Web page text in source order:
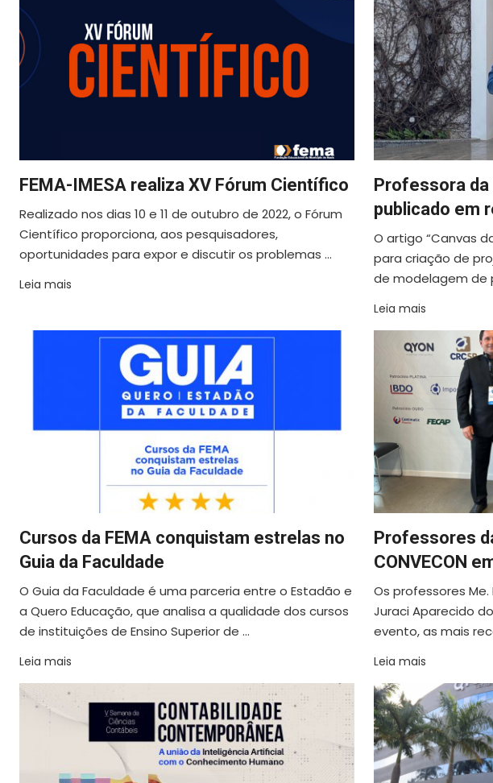
FEMA-IMESA realiza XV Fórum Científico
Realizado nos dias 10 e 11 de outubro de 2022, o Fórum
Científico proporciona, aos pesquisadores,
oportunidades para expor e discutir os problemas ...
Leia mais
Professora da
publicado em
O artigo “Canvas
para criação de
de modelagem de
Leia mais
Cursos da FEMA conquistam estrelas no
Guia da Faculdade
O Guia da Faculdade é uma parceria entre o Estadão e
a Quero Educação, que analisa a qualidade dos cursos
de instituições de Ensino Superior de ...
Leia mais
Professores
CONVECON
Os professores
Juraci Aparecido
evento, as mais
Leia mais